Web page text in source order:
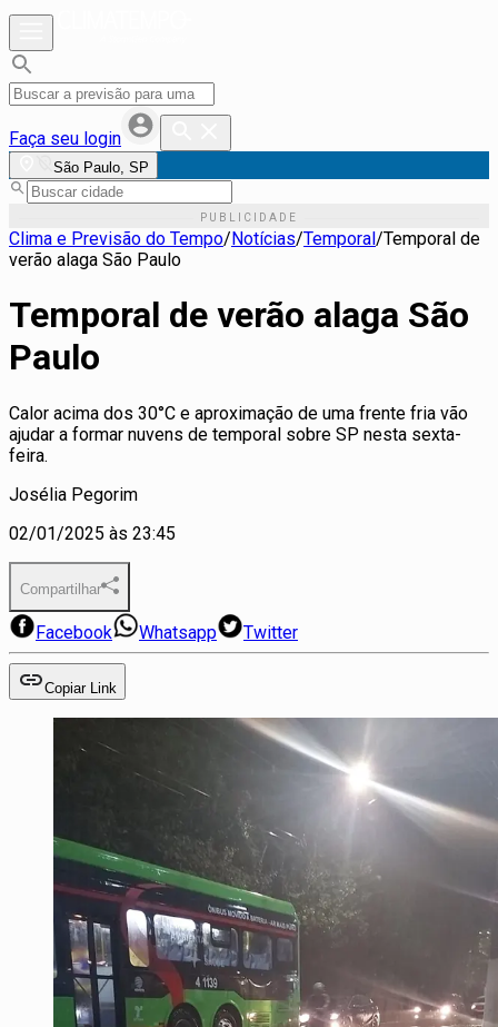
Faça seu login
São Paulo, SP
Clima e Previsão do Tempo/Notícias/Temporal/Temporal de
verão alaga São Paulo
Temporal de verão alaga São
Paulo
Calor acima dos 30°C e aproximação de uma frente fria vão
ajudar a formar nuvens de temporal sobre SP nesta sexta-
feira.
Josélia Pegorim
02/01/2025 às 23:45
Compartilhar
Facebook Whatsapp Twitter
Copiar Link